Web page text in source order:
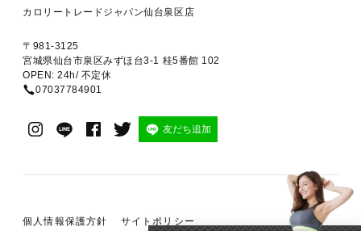
カロリートレードジャパン仙台泉区店
〒981-3125
宮城県仙台市泉区みずほ台3-1 桂5番館 102
OPEN: 24h/ 不定休
07037784901
友だち追加
個人情報保護方針 サイトポリシー